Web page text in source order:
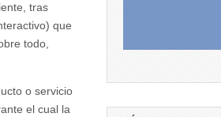
tras
que
todo,
o servicio
el cual la